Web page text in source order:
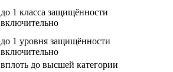
до 1 класса защищённости
включительно
до 1 уровня защищённости
включительно
вплоть до высшей категории